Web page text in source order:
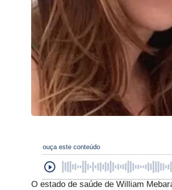
ouça este conteúdo
O estado de saúde de William